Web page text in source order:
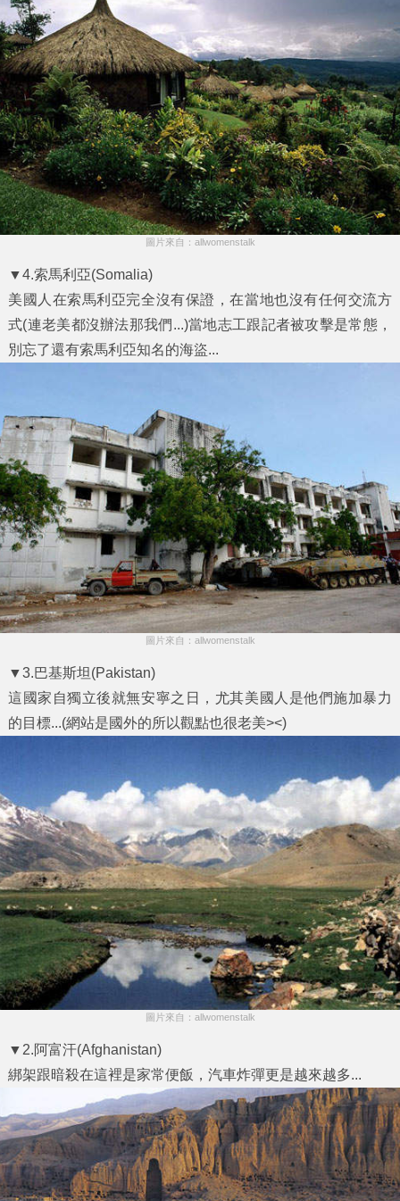
圖片來自：allwomenstalk
▼4.索馬利亞(Somalia)
美國人在索馬利亞完全沒有保證，在當地也沒有任何交流方
式(連老美都沒辦法那我們...)當地志工跟記者被攻擊是常態，
別忘了還有索馬利亞知名的海盜...
圖片來自：allwomenstalk
▼3.巴基斯坦(Pakistan)
這國家自獨立後就無安寧之日，尤其美國人是他們施加暴力
的目標...(網站是國外的所以觀點也很老美><)
圖片來自：allwomenstalk
▼2.阿富汗(Afghanistan)
綁架跟暗殺在這裡是家常便飯，汽車炸彈更是越來越多...